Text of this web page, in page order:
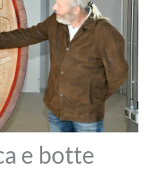
e botte